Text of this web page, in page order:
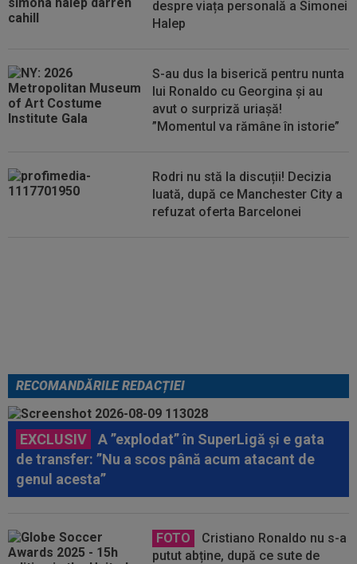
16:30, pe Digi Sport 1. Ultimul meci al...despre viața personală a Simonei
Halep
S-au dus la biserică pentru nunta
lui Ronaldo cu Georgina și au
avut o surpriză uriașă!
”Momentul va rămâne în istorie”
Rodri nu stă la discuții! Decizia
luată, după ce Manchester City a
refuzat oferta Barcelonei
RECOMANDĂRILE REDACȚIEI
EXCLUSIV
A ”explodat” în SuperLigă și e gata
de transfer: ”Nu a scos până acum atacant de
genul acesta”
FOTO
Cristiano Ronaldo nu s-a
putut abține, după ce sute de